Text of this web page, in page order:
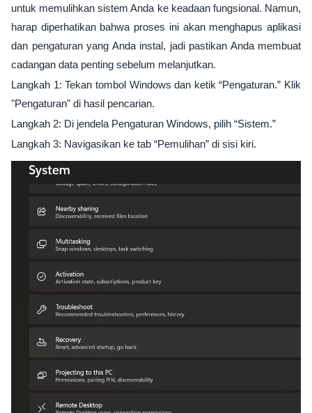
untuk memulihkan sistem Anda ke keadaan fungsional. Namun,
harap diperhatikan bahwa proses ini akan menghapus aplikasi
dan pengaturan yang Anda instal, jadi pastikan Anda membuat
cadangan data penting sebelum melanjutkan.
Langkah 1: Tekan tombol Windows dan ketik “Pengaturan.” Klik
"Pengaturan" di hasil pencarian.
Langkah 2: Di jendela Pengaturan Windows, pilih “Sistem.”
Langkah 3: Navigasikan ke tab “Pemulihan” di sisi kiri.